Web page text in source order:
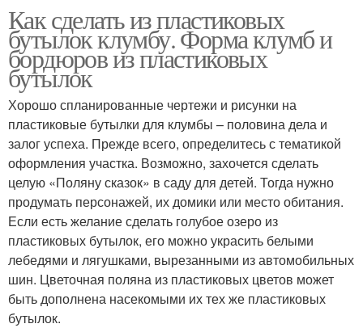
Как сделать из пластиковых
бутылок клумбу. Форма клумб и
бордюров из пластиковых
бутылок
Хорошо спланированные чертежи и рисунки на
пластиковые бутылки для клумбы – половина дела и
залог успеха. Прежде всего, определитесь с тематикой
оформления участка. Возможно, захочется сделать
целую «Поляну сказок» в саду для детей. Тогда нужно
продумать персонажей, их домики или место обитания.
Если есть желание сделать голубое озеро из
пластиковых бутылок, его можно украсить белыми
лебедями и лягушками, вырезанными из автомобильных
шин. Цветочная поляна из пластиковых цветов может
быть дополнена насекомыми их тех же пластиковых
бутылок.